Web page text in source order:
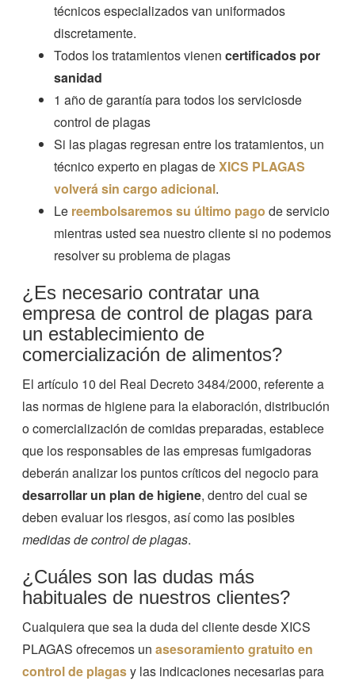
técnicos especializados van uniformados
discretamente.
Todos los tratamientos vienencertificados por
sanidad
1 año de garantía para todos los serviciosde
control de plagas
Si las plagas regresan entre los tratamientos, un
técnico experto en plagas deXICS PLAGAS
volverá sin cargo adicional.
Le reembolsaremos su último pago de servicio
mientras usted sea nuestro cliente si no podemos
resolver su problema de plagas
¿Es necesario contratar una
empresa de control de plagas para
un establecimiento de
comercialización de alimentos?
El artículo 10 del Real Decreto 3484/2000, referente a
las normas de higiene para la elaboración, distribución
o comercialización de comidas preparadas, establece
que los responsables de las empresas fumigadoras
deberán analizar los puntos críticos del negocio para
desarrollar un plan de higiene, dentro del cual se
deben evaluar los riesgos, así como las posibles
medidas de control de plagas.
¿Cuáles son las dudas más
habituales de nuestros clientes?
Cualquiera que sea la duda del cliente desde XICS
PLAGAS ofrecemos unasesoramiento gratuito en
control de plagasy las indicaciones necesarias para